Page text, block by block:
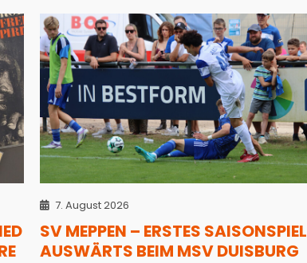
7. August 2026
SV MEPPEN – ERSTES SAISONSPIEL
AUSWÄRTS BEIM MSV DUISBURG